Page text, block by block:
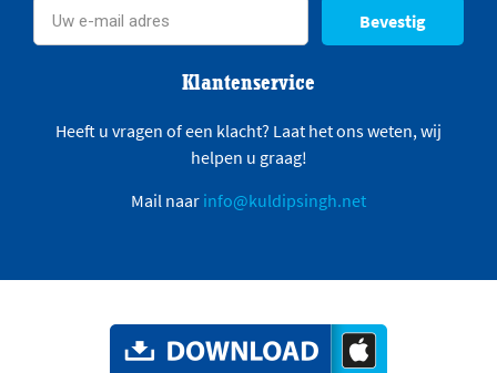
Bevestig
Klantenservice
Heeft u vragen of een klacht? Laat het ons weten, wij
helpen u graag!
Mail naar info@kuldipsingh.net